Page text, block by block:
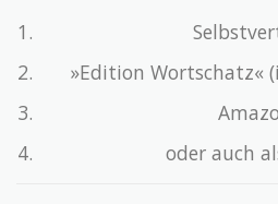
»Edition Wortschatz«
oder auch